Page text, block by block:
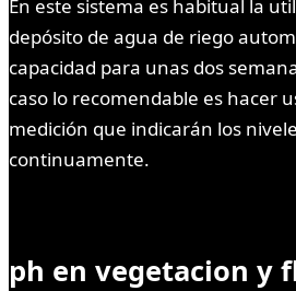
En este sistema es habitual la
depósito de agua de riego
capacidad para unas dos
caso lo recomendable es hacer
medición que indicarán los
continuamente.
ph en vegetacion y